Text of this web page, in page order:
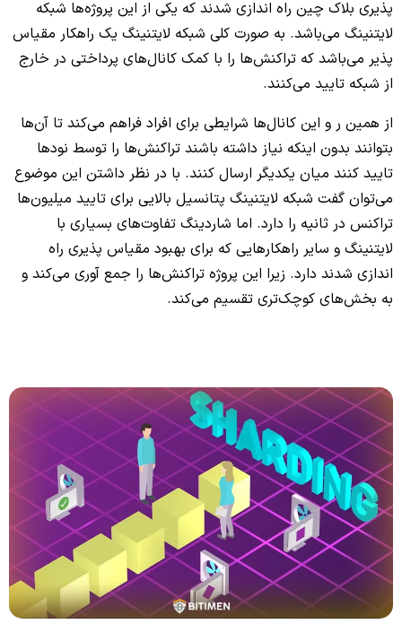
پذیری بلاک چین راه اندازی شدند که یکی از این پروژه‌ها شبکه
لایتنینگ می‌باشد. به صورت کلی شبکه لایتنینگ یک راهکار مقیاس
پذیر می‌باشد که تراکنش‌ها را با کمک کانال‌های پرداختی در خارج
از شبکه تایید می‌کنند.
از همین ر و این کانال‌ها شرایطی برای افراد فراهم می‌کند تا آن‌ها
بتوانند بدون اینکه نیاز داشته باشند تراکنش‌ها را توسط نودها
تایید کنند میان یکدیگر ارسال کنند. با در نظر داشتن این موضوع
می‌توان گفت شبکه لایتنینگ پتانسیل بالایی برای تایید میلیون‌ها
تراکنس در ثانیه را دارد. اما شاردینگ تفاوت‌های بسیاری با
لایتنینگ و سایر راهکارهایی که برای بهبود مقیاس پذیری راه
اندازی شدند دارد. زیرا این پروژه تراکنش‌ها را جمع آوری می‌کند و
به بخش‌های کوچک‌تری تقسیم می‌کند.